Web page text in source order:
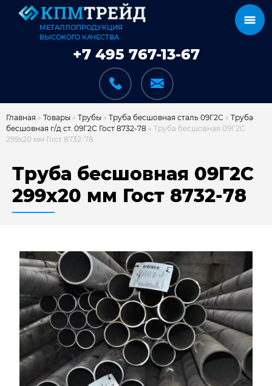
МЕТАЛЛОПРОДУКЦИЯ
ВЫСОКОГО КАЧЕСТВА
+7 495 767-13-67
ДОСТАВКА И ОПЛАТА
НАШИ ОБЪЕКТЫ
ОТЗЫВЫ
О НАС
БЛОГ
Главная » Товары » Трубы » Труба бесшовная сталь 09Г2С » Труба
бесшовная г/д ст. 09Г2С Гост 8732-78 » Труба бесшовная 09Г2С
299х20 мм Гост 8732-78
Труба бесшовная 09Г2С
299х20 мм Гост 8732-78